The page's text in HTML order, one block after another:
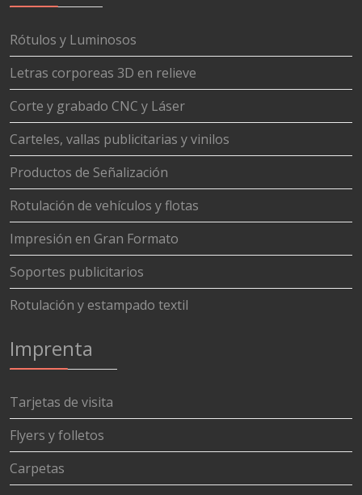
Rótulos y Luminosos
Letras corporeas 3D en relieve
Corte y grabado CNC y Láser
Carteles, vallas publicitarias y vinilos
Productos de Señalización
Rotulación de vehículos y flotas
Impresión en Gran Formato
Soportes publicitarios
Rotulación y estampado textil
Imprenta
Tarjetas de visita
Flyers y folletos
Carpetas